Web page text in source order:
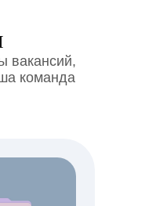
вакансий,
команда